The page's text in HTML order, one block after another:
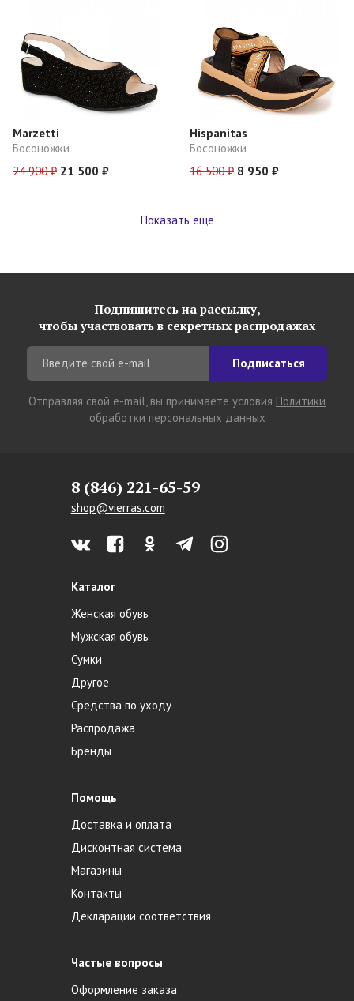
Marzetti
Босоножки
24 900 ₽ 21 500 ₽
Hispanitas
Босоножки
16 500 ₽ 8 950 ₽
Показать еще
Подпишитесь на рассылку,
чтобы участвовать в секретных распродажах
Подписаться
Отправляя свой e-mail, вы принимаете условия Политики
обработки персональных данных
8 (846) 221-65-59
shop@vierras.com
Каталог
Женская обувь
Мужская обувь
Сумки
Другое
Средства по уходу
Распродажа
Бренды
Помощь
Доставка и оплата
Дисконтная система
Магазины
Контакты
Декларации соответствия
Частые вопросы
Оформление заказа